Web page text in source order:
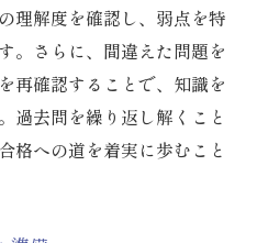
理解度を確認し、弱点を特
。さらに、間違えた問題を
再確認することで、知識を
過去問を繰り返し解くこと
格への道を着実に歩むこと